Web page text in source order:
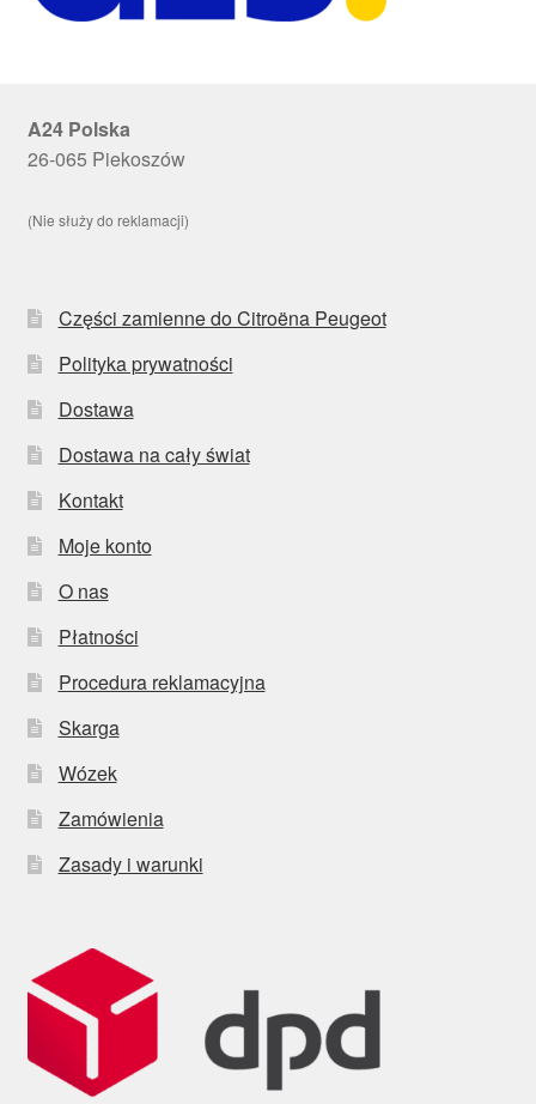
A24 Polska
26-065 Piekoszów
(Nie służy do reklamacji)
Części zamienne do Citroëna Peugeot
Polityka prywatności
Dostawa
Dostawa na cały świat
Kontakt
Moje konto
O nas
Płatności
Procedura reklamacyjna
Skarga
Wózek
Zamówienia
Zasady i warunki